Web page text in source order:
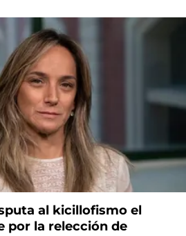
al kicillofismo el
por la relección de